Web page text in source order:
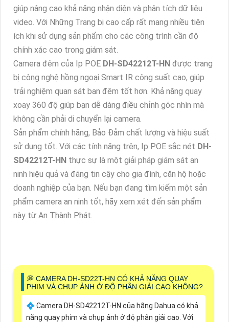
giúp nâng cao khả năng nhận diện và phân tích dữ liệu
video. Với Những Trang bị cao cấp rất mang nhiều tiện
ích khi sử dụng sản phẩm cho các công trình cần độ
chính xác cao trong giám sát.
Camera đêm của Ip POE DH-SD42212T-HN được trang
bị công nghệ hồng ngoại Smart IR công suất cao, giúp
trải nghiệm quan sát ban đêm tốt hơn. Khả năng quay
xoay 360 độ giúp bạn dễ dàng điều chỉnh góc nhìn mà
không cần phải di chuyển lại camera.
Sản phẩm chính hãng, Bảo Đảm chất lượng và hiệu suất
sử dụng tốt. Với các tính năng trên, Ip POE sắc nét DH-
SD42212T-HN thực sự là một giải pháp giám sát an
ninh hiệu quả và đáng tin cậy cho gia đình, căn hộ hoặc
doanh nghiệp của bạn. Nếu bạn đang tìm kiếm một sản
phẩm camera an ninh tốt, hãy xem xét đến sản phẩm
này từ An Thành Phát.
️💭 CAMERA DH-SD22T-HN CÓ KHẢ NĂNG QUAY
PHIM VÀ CHỤP ẢNH Ở ĐỘ PHÂN GIẢI CAO KHÔNG?
💠 Camera DH-SD42212T-HN của hãng Dahua có khả
năng quay phim và chụp ảnh ở độ phân giải cao. Với